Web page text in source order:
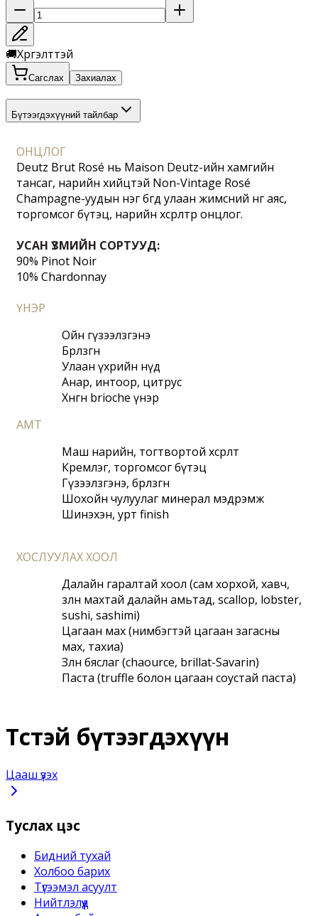
🚚Хүргэлттэй
Сагслах Захиалах
Бүтээгдэхүүний тайлбар
ОНЦЛОГ
Deutz Brut Rosé нь Maison Deutz-ийн хамгийн
тансаг, нарийн хийцтэй Non-Vintage Rosé
Champagne-уудын нэг бөгөөд улаан жимсний өнгө аяс,
торгомсог бүтэц, нарийн хөөсрөлтөөрөө онцлог.
УСАН ҮЗМИЙН СОРТУУД:
90% Pinot Noir
10% Chardonnay
ҮНЭР
Ойн гүзээлзгэнэ
Бөөрөлзгөнө
Улаан үхрийн нүд
Анар, интоор, цитрус
Хөнгөн brioche үнэр
АМТ
Маш нарийн, тогтвортой хөөсрөлт
Кремлэг, торгомсог бүтэц
Гүзээлзгэнэ, бөөрөлзгөнө
Шохойн чулуулаг минерал мэдрэмж
Шинэхэн, урт finish
﻿ХОСЛУУЛАХ ХООЛ
Далайн гаралтай хоол (сам хорхой, хавч,
зөөлөн махтай далайн амьтад, scallop, lobster,
sushi, sashimi)
Цагаан мах (нимбэгтэй цагаан загасны
мах, тахиа)
Зөөлөн бяслаг (chaource, brillat-Savarin)
Паста (truffle болон цагаан соустай паста)
Төстэй бүтээгдэхүүн
Цааш үзэх
Туслах цэс
Бидний тухай
Холбоо барих
Түгээмэл асуулт
Нийтлэлүүд